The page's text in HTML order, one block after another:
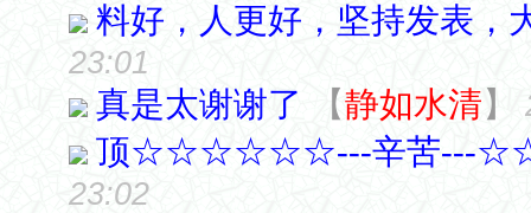
料好，人更好，坚持发表，
23:01
真是太谢谢了 【静如水清】
顶☆☆☆☆☆☆---辛苦---
23:02